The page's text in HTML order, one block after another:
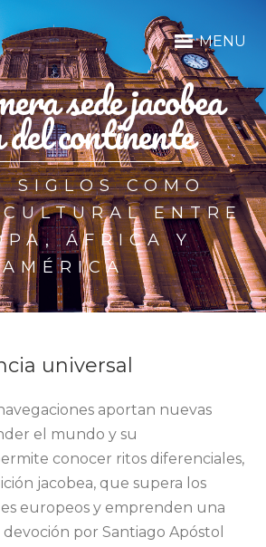
MENU
sede jacobea
continente
SIGLOS COMO
ENTRE
ÁFRICA Y
AMÉRICA
universal
aportan nuevas
el mundo y su
conocer ritos diferenciales,
jacobea, que supera los
europeos y emprenden una
devoción por Santiago Apóstol